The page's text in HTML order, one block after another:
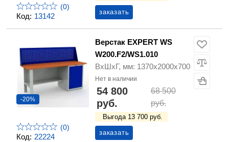
Код: 13142
(0)
заказать
Код: 22224
-20%
(0)
Верстак EXPERT WS
W200.F2/WS1.010
ВхШхГ, мм: 1370х2000х700
Нет в наличии
54 800
руб.
68 500
руб.
Выгода 13 700 руб.
заказать